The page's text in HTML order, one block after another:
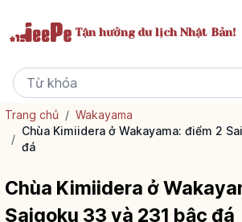
Tận hưởngdu lịch Nhật Bản!
Trang chủ / Wakayama
/
Chùa Kimiidera ở Wakayama: điểm 2
đá
Chùa Kimiidera ở
Saigoku 33 và 231 bậc đá